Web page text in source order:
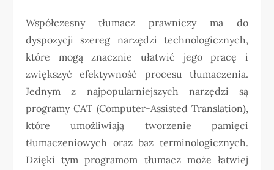
Współczesny tłumacz prawniczy ma do
dyspozycji szereg narzędzi technologicznych,
które mogą znacznie ułatwić jego pracę i
zwiększyć efektywność procesu tłumaczenia.
Jednym z najpopularniejszych narzędzi są
programy CAT (Computer-Assisted Translation),
które umożliwiają tworzenie pamięci
tłumaczeniowych oraz baz terminologicznych.
Dzięki tym programom tłumacz może łatwiej